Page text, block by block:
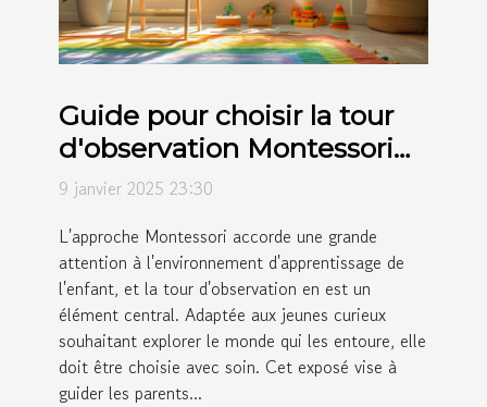
Guide pour choisir la tour
d'observation Montessori
adaptée à votre enfant
9 janvier 2025 23:30
L'approche Montessori accorde une grande
attention à l'environnement d'apprentissage de
l'enfant, et la tour d'observation en est un
élément central. Adaptée aux jeunes curieux
souhaitant explorer le monde qui les entoure, elle
doit être choisie avec soin. Cet exposé vise à
guider les parents...